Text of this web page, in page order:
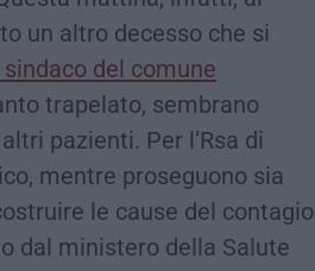
un altro decesso che si
sindaco del comune
trapelato, sembrano
pazienti. Per l’Rsa di
mentre proseguono sia
le cause del contagio
dal ministero della Salute